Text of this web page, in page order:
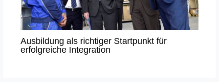
Ausbildung als richtiger Startpunkt für
erfolgreiche Integration